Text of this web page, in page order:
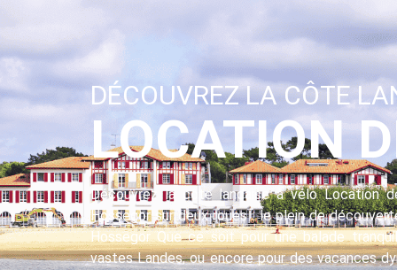
DÉCOUVREZ LA CÔTE
LOCATION
Découvrez la côte landaise à vélo Location
Hossegor sur deux roues : le plein de
Hossegor Que ce soit pour une balade
vastes Landes, ou encore pour des vacances